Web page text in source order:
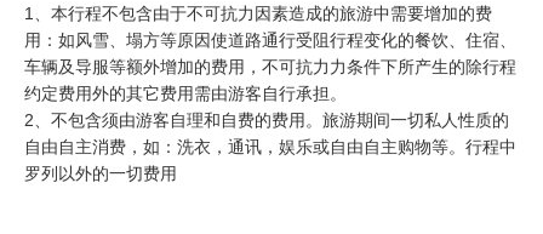
1、本行程不包含由于不可抗力因素造成的旅游中需要增加的费
用：如风雪、塌方等原因使道路通行受阻行程变化的餐饮、住宿、
车辆及导服等额外增加的费用，不可抗力力条件下所产生的除行程
约定费用外的其它费用需由游客自行承担。
2、不包含须由游客自理和自费的费用。旅游期间一切私人性质的
自由自主消费，如：洗衣，通讯，娱乐或自由自主购物等。行程中
罗列以外的一切费用